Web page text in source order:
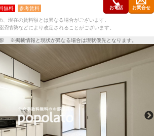
参考賃料 お電話 お問合せ
現在の賃料額とは異なる場合がございます。
情勢などにより改定されることがございます。
※掲載情報と現状が異なる場合は現状優先となります。